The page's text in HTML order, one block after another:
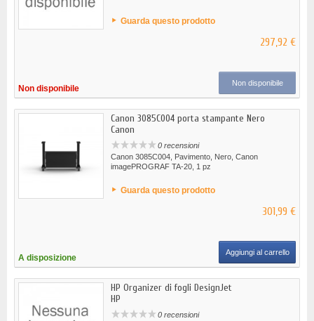
Guarda questo prodotto
297,92 €
Non disponibile
Non disponibile
Canon 3085C004 porta stampante Nero
Canon
0 recensioni
Canon 3085C004, Pavimento, Nero, Canon
imagePROGRAF TA-20, 1 pz
Guarda questo prodotto
301,99 €
A disposizione
Aggiungi al carrello
HP Organizer di fogli DesignJet
HP
0 recensioni